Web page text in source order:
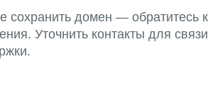
сохранить домен — обратитесь
Уточнить контакты для